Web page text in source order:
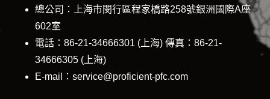
總公司：上海市閔行區程家橋路258號銀洲國際A座
602室
電話：86-21-34666301 (上海) 傳真：86-21-
34666305 (上海)
E-mail：service@proficient-pfc.com